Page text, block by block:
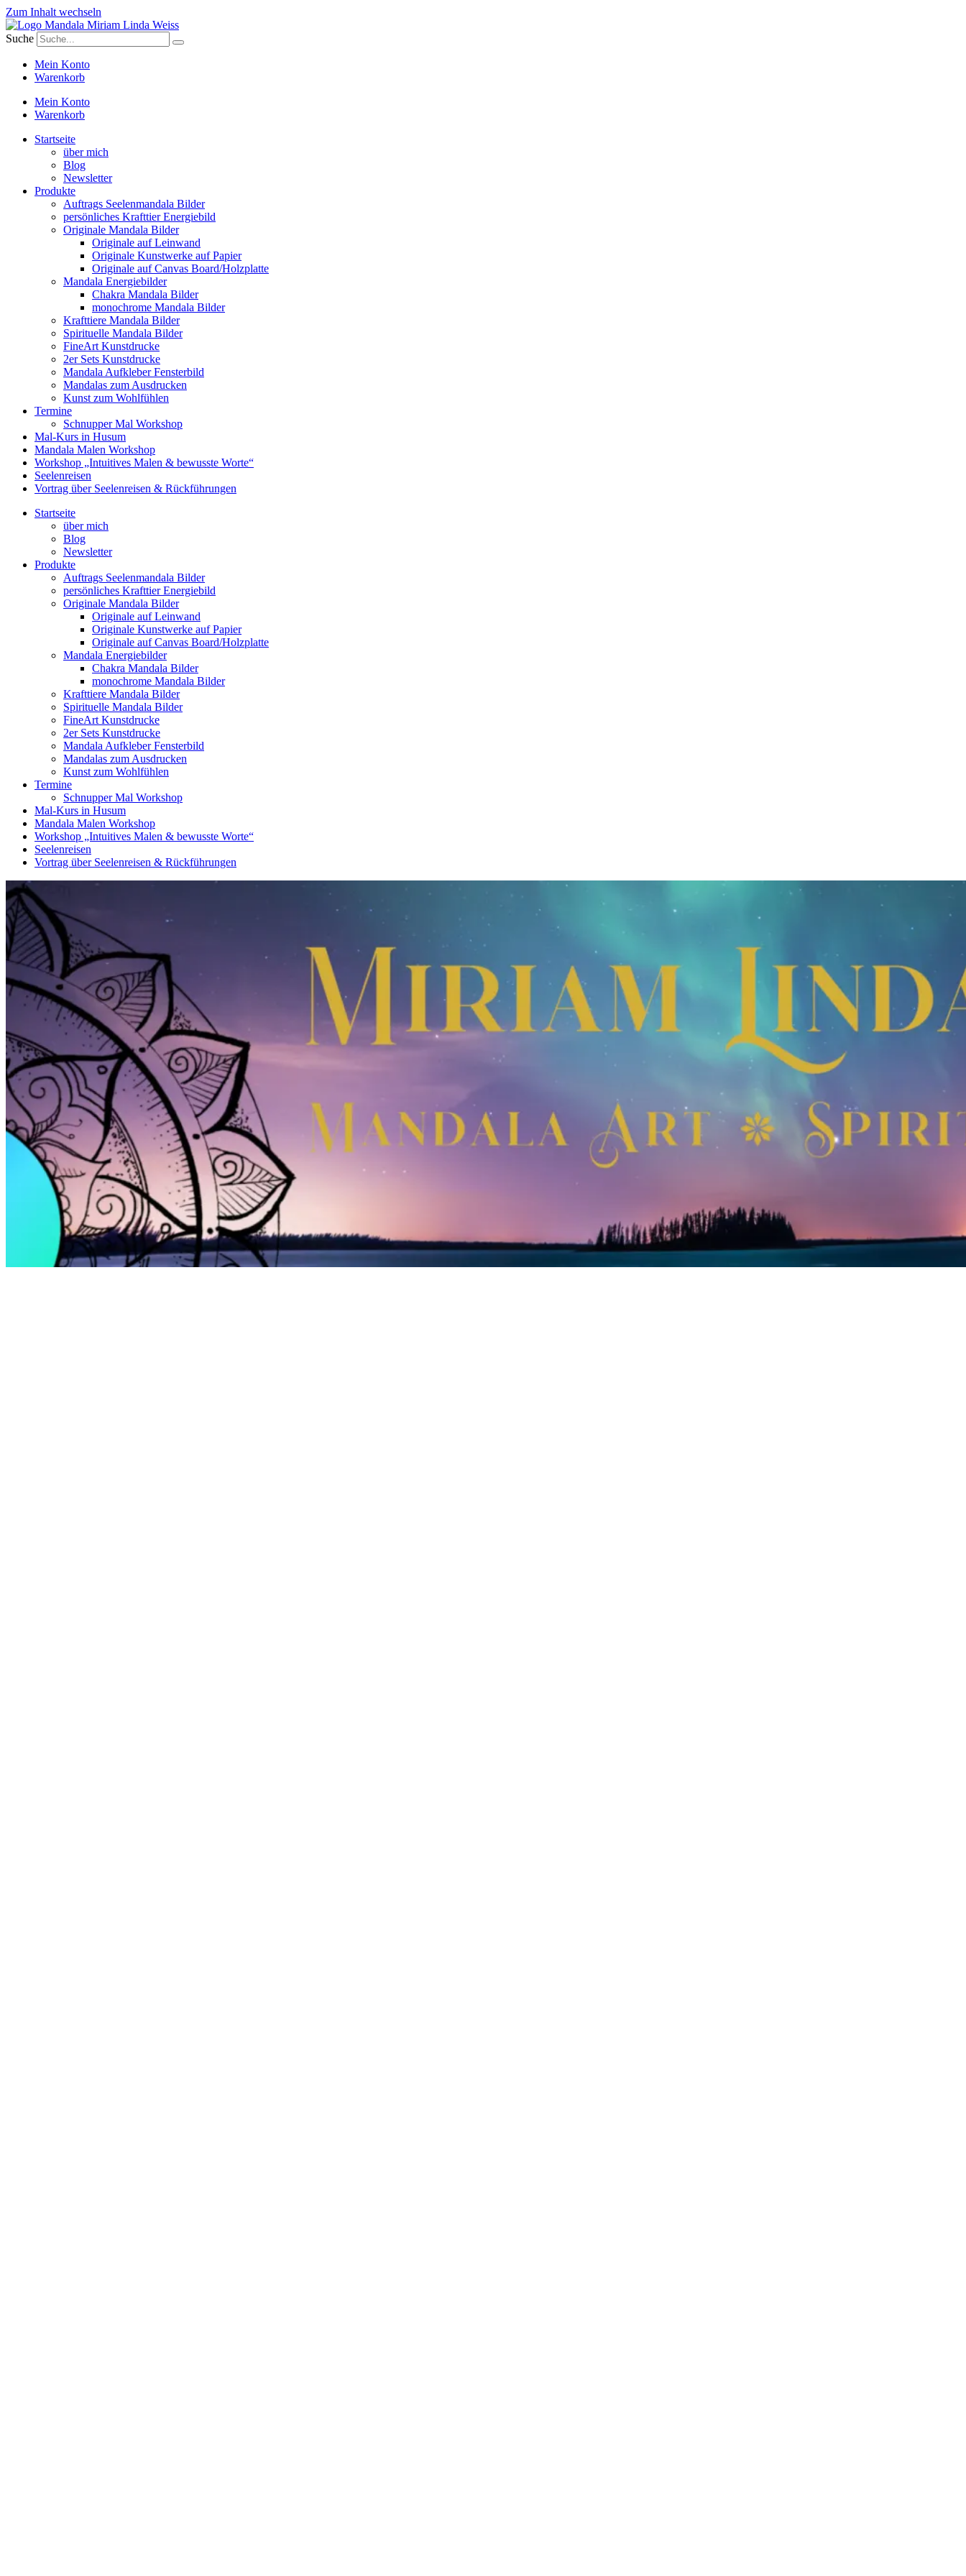
Zum Inhalt wechseln
Suche
Mein Konto
Warenkorb
Mein Konto
Warenkorb
Startseite
über mich
Blog
Newsletter
Produkte
Auftrags Seelenmandala Bilder
persönliches Krafttier Energiebild
Originale Mandala Bilder
Originale auf Leinwand
Originale Kunstwerke auf Papier
Originale auf Canvas Board/Holzplatte
Mandala Energiebilder
Chakra Mandala Bilder
monochrome Mandala Bilder
Krafttiere Mandala Bilder
Spirituelle Mandala Bilder
FineArt Kunstdrucke
2er Sets Kunstdrucke
Mandala Aufkleber Fensterbild
Mandalas zum Ausdrucken
Kunst zum Wohlfühlen
Termine
Schnupper Mal Workshop
Mal-Kurs in Husum
Mandala Malen Workshop
Workshop „Intuitives Malen & bewusste Worte“
Seelenreisen
Vortrag über Seelenreisen & Rückführungen
Startseite
über mich
Blog
Newsletter
Produkte
Auftrags Seelenmandala Bilder
persönliches Krafttier Energiebild
Originale Mandala Bilder
Originale auf Leinwand
Originale Kunstwerke auf Papier
Originale auf Canvas Board/Holzplatte
Mandala Energiebilder
Chakra Mandala Bilder
monochrome Mandala Bilder
Krafttiere Mandala Bilder
Spirituelle Mandala Bilder
FineArt Kunstdrucke
2er Sets Kunstdrucke
Mandala Aufkleber Fensterbild
Mandalas zum Ausdrucken
Kunst zum Wohlfühlen
Termine
Schnupper Mal Workshop
Mal-Kurs in Husum
Mandala Malen Workshop
Workshop „Intuitives Malen & bewusste Worte“
Seelenreisen
Vortrag über Seelenreisen & Rückführungen